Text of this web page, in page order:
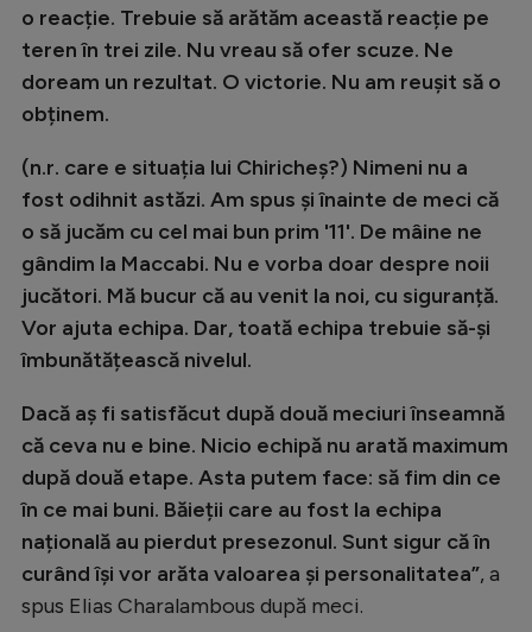
o reacție. Trebuie să arătăm această reacție pe
teren în trei zile. Nu vreau să ofer scuze. Ne
doream un rezultat. O victorie. Nu am reușit să o
obținem.
(n.r. care e situația lui Chiricheș?) Nimeni nu a
fost odihnit astăzi. Am spus și înainte de meci că
o să jucăm cu cel mai bun prim '11'. De mâine ne
gândim la Maccabi. Nu e vorba doar despre noii
jucători. Mă bucur că au venit la noi, cu siguranță.
Vor ajuta echipa. Dar, toată echipa trebuie să-și
îmbunătățească nivelul.
Dacă aș fi satisfăcut după două meciuri înseamnă
că ceva nu e bine. Nicio echipă nu arată maximum
după două etape. Asta putem face: să fim din ce
în ce mai buni. Băieții care au fost la echipa
națională au pierdut presezonul. Sunt sigur că în
curând își vor arăta valoarea și personalitatea”, a
spus Elias Charalambous după meci.